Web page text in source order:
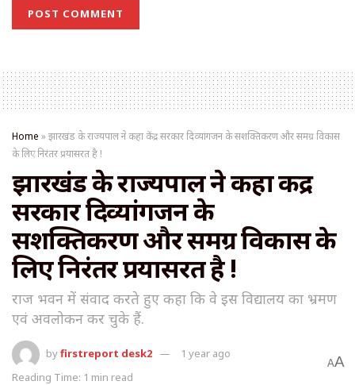
Home »झारखंड के राज्यपाल ने कहा केंद्र सरकार दिव्यांगजन के सशक्तिकरण और समग्र विकास
के लिए निरंतर प्रयासरत है !
झारखंड के राज्यपाल ने कहा केंद्र
सरकार दिव्यांगजन के
सशक्तिकरण और समग्र विकास के
लिए निरंतर प्रयासरत है !
राज भवन में संवाद करते हुए कहा कि वे इस विद्यालय का भ्रमण
एवं अवलोकन कर चुके हैं.
byfirstreport desk2
1 year ago
Reading Time: 1 min read
AA